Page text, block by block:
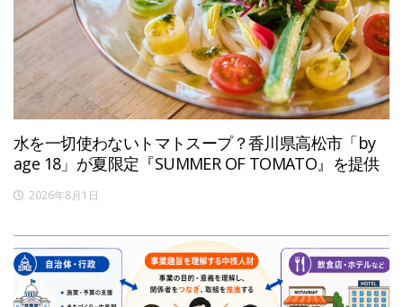
水を一切使わないトマトスープ？香川県高松市「by
age 18」が夏限定『SUMMER OF TOMATO』を提供
2026年8月1日